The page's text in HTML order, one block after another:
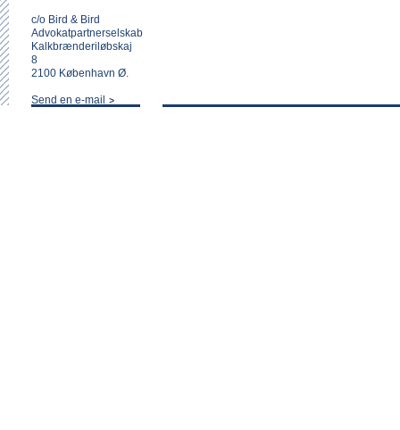
c/o Bird & Bird
Advokatpartnerselskab
Kalkbrænderiløbskaj
8
2100 København Ø.
Send en e-mail